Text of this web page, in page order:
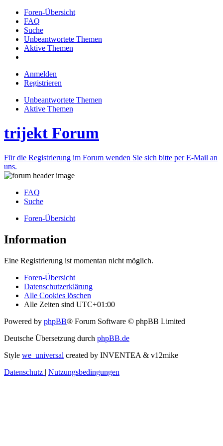
Foren-Übersicht
FAQ
Suche
Unbeantwortete Themen
Aktive Themen
Anmelden
Registrieren
Unbeantwortete Themen
Aktive Themen
trijekt Forum
Für die Registrierung im Forum wenden Sie sich bitte per E-Mail an
uns.
FAQ
Suche
Foren-Übersicht
Information
Eine Registrierung ist momentan nicht möglich.
Foren-Übersicht
Datenschutzerklärung
Alle Cookies löschen
Alle Zeiten sind UTC+01:00
Powered by phpBB® Forum Software © phpBB Limited
Deutsche Übersetzung durch phpBB.de
Style we_universal created by INVENTEA & v12mike
Datenschutz | Nutzungsbedingungen